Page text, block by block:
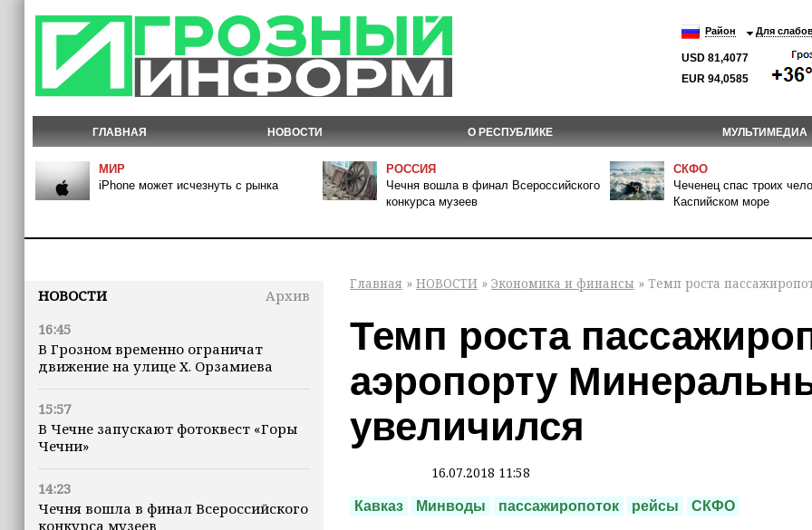
Район Для
USD 81,4077
EUR 94,0585
ГЛАВНАЯ НОВОСТИ О РЕСПУБЛИКЕ МУЛЬТИМЕДИА
МИР
iPhone может исчезнуть с рынка
РОССИЯ
Чечня вошла в финал Всероссийского
конкурса музеев
СКФО
Чеченец спас троих
Каспийском море
НОВОСТИ
Архив
16:45
В Грозном временно ограничат
движение на улице Х. Орзамиева
15:57
В Чечне запускают фотоквест «Горы
Чечни»
14:23
Чечня вошла в финал Всероссийского
конкурса музеев
Главная » НОВОСТИ » Экономика и финансы » Темп роста
Темп роста
аэропорту
увеличился
16.07.2018 11:58
Кавказ Минводы пассажиропоток рейсы СКФО